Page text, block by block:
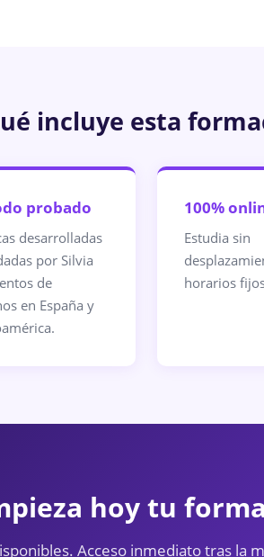
incluye esta
probado
desarrolladas
por Silvia
de
en España y
100%
Estudia sin
horarios
hoy tu
Acceso inmediato tras la